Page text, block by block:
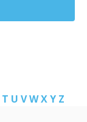
T U VWXY Z